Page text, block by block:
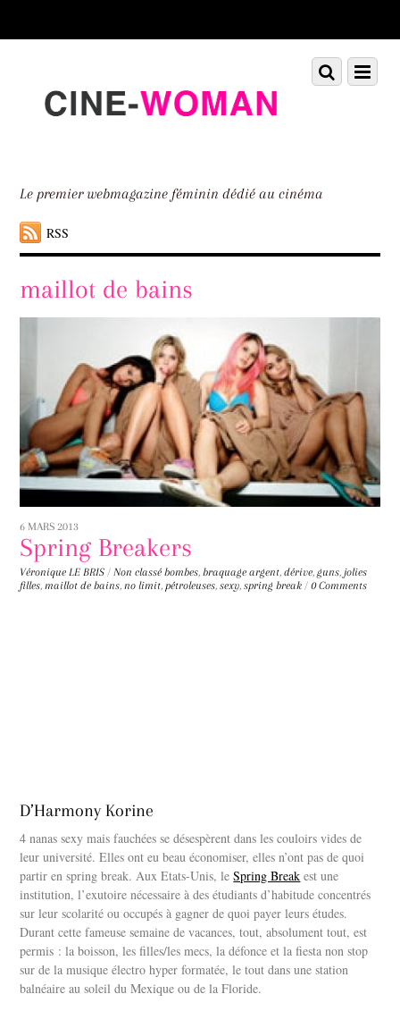
down
Le premier webmagazine féminin dédié au cinéma
RSS
Menu
Scroll
down
maillot de bains
6 MARS 2013
Spring Breakers
Véronique LE BRIS / Non classé bombes,braquage argent,dérive,guns, jolies
filles, maillot de bains, no limit, pétroleuses,sexy,spring break / 0 Comments
D’Harmony Korine
4 nanas sexy mais fauchées se désespèrent dans les couloirs vides de
leur université. Elles ont eu beau économiser, elles n’ont pas de quoi
partir en spring break. Aux Etats-Unis, leSpring Break est une
institution, l’exutoire nécessaire à des étudiants d’habitude concentrés
sur leur scolarité ou occupés à gagner de quoi payer leurs études.
Durant cette fameuse semaine de vacances, tout, absolument tout, est
permis : la boisson, les filles/les mecs, la défonce et la fiesta non stop
sur de la musique électro hyper formatée, le tout dans une station
balnéaire au soleil du Mexique ou de la Floride.